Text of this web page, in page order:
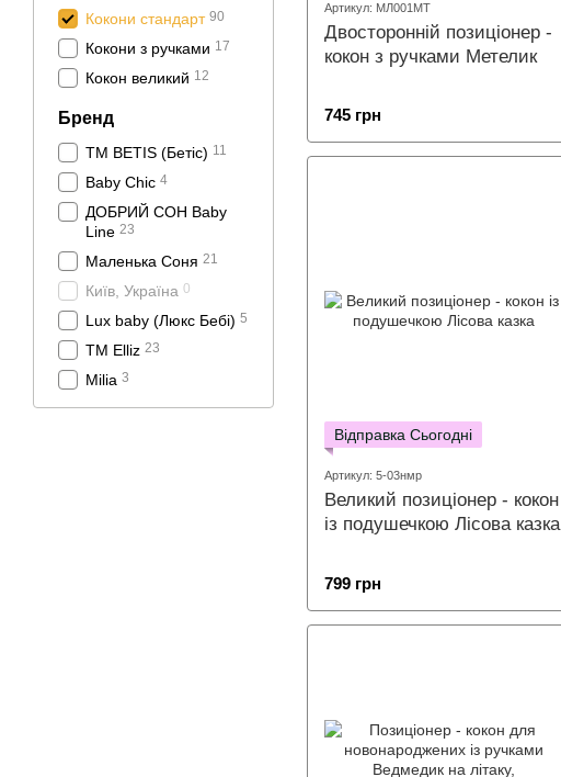
Артикул: МЛ001МТ
Двосторонній позиціонер -
кокон з ручками Метелик
745 грн
Відправка Сьогодні
Артикул: 5-03нмр
Великий позиціонер - кокон
із подушечкою Лісова казка
799 грн
Кокони стандарт 90
Кокони з ручками 17
Кокон великий 12
Бренд
ТМ BETIS (Бетіс) 11
Baby Chic 4
ДОБРИЙ СОН Baby
Line 23
Маленька Соня 21
Київ, Україна 0
Lux baby (Люкс Бебі) 5
ТМ Elliz 23
Milia 3